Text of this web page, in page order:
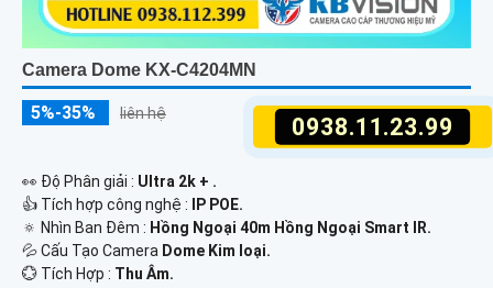
0938.11.23.99
Camera Dome KX-C4204MN
5%-35% liên hệ
️👀 Độ Phân giải : Ultra 2k + .
👍 Tích hợp công nghệ :
IP POE.
🔅 Nhìn Ban Đêm : Hồng Ngoại 40m Hồng Ngoại Smart IR.
💦 Cấu Tạo Camera Dome Kim loại.
️💮 Tích Hợp : Thu Âm.